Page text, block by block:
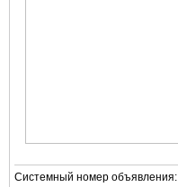
Системный номер объявления: